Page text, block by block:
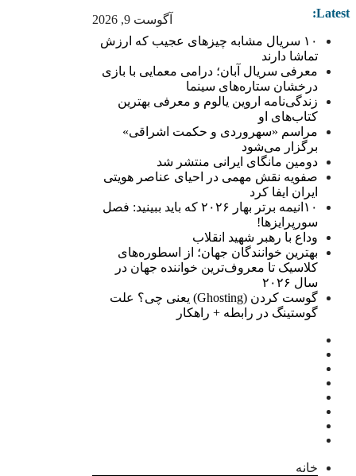
آگوست 9, 2026 Latest:
۱۰ سریال مشابه چیزهای عجیب که ارزش
تماشا دارند
معرفی سریال آبان؛ درامی معمایی با بازی
درخشان ستاره‌های سینما
زندگی‌نامه اروین یالوم و معرفی بهترین
کتاب‌های او
مراسم «سهروردی و حکمت اشراقی»
برگزار می‌شود
دومین مانگای ایرانی منتشر شد
صفویه نقش مهمی در احیای عناصر هویتی
ایران ایفا کرد
۱۰انیمه برتر بهار ۲۰۲۶ که باید ببینید: فصل
سورپرایزها!
وداع با رهبر شهید انقلاب
بهترین خوانندگان جهان؛ از اسطوره‌های
کلاسیک تا معروف‌ترین خواننده جهان در
سال ۲۰۲۶
گوست کردن (Ghosting) یعنی چی؟ علت
گوستینگ در رابطه + راهکار
خانه